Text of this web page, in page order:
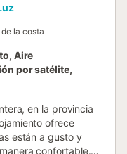
la costa
Aire
por satélite,
en la provincia
ofrece
están a gusto y
confortable.